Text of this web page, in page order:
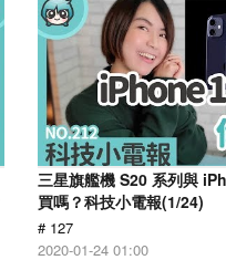
三星旗艦機 S20 系列與
買嗎？科技小電報(1/24)
# 127
2020-01-24 01:00